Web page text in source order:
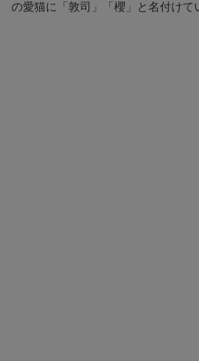
の愛猫に「敦司」「櫻」と名付けて